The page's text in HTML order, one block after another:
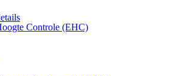
Controle (EHC)